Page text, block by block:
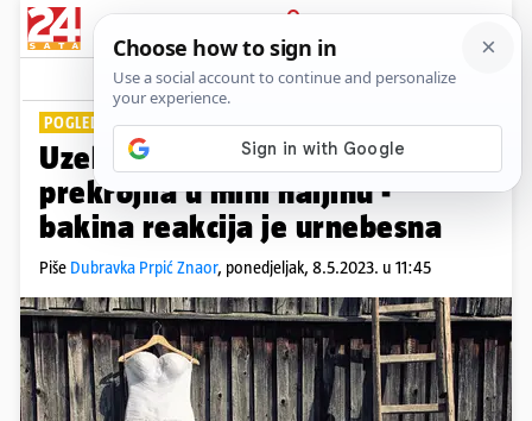
PRIJAVA
Lifestyle Komentari
POGLEDAJTE VIDEO
Uzela je bakinu vjenčanicu pa je
prekrojila u mini haljinu -
bakina reakcija je urnebesna
Piše Dubravka Prpić Znaor, ponedjeljak, 8.5.2023. u 11:45